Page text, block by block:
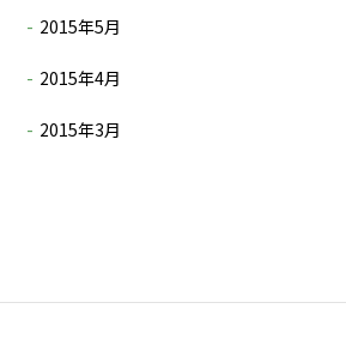
2015年5月
2015年4月
2015年3月